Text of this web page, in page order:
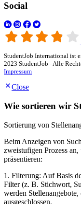
Social
StudentJob International ist
2023 StudentJob - Alle
Impressum
Close
Wie sortieren wir
Sortierung von
Beim Anzeigen von
zweistufigen Prozess
präsentieren:
1. Filterung: Auf Basis
Filter (z. B. Stichwort,
werden
ausgeschlossen.